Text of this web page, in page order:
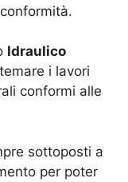
Idraulico
i lavori
conformi alle
sottoposti a
per poter